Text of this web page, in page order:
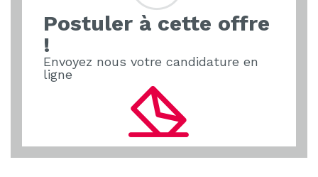
o
k
Postuler à cette offre
!
Envoyez nous votre candidature en
ligne